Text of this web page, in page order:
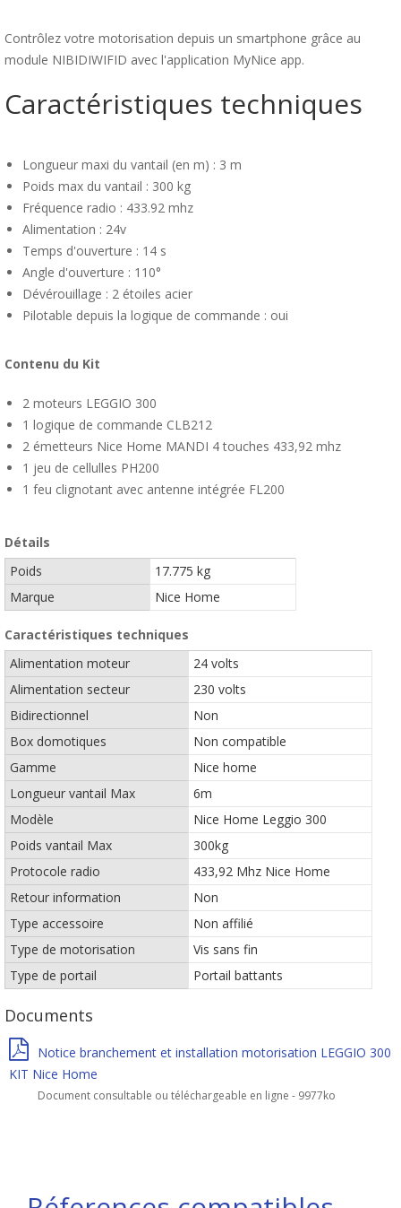
Contrôlez votre motorisation depuis un smartphone grâce au
module NIBIDIWIFID avec l'application MyNice app.
Caractéristiques techniques
Longueur maxi du vantail (en m) : 3 m
Poids max du vantail : 300 kg
Fréquence radio : 433.92 mhz
Alimentation : 24v
Temps d'ouverture : 14 s
Angle d'ouverture : 110°
Dévérouillage : 2 étoiles acier
Pilotable depuis la logique de commande : oui
Contenu du Kit
2 moteurs LEGGIO 300
1 logique de commande CLB212
2 émetteurs Nice Home MANDI 4 touches 433,92 mhz
1 jeu de cellulles PH200
1 feu clignotant avec antenne intégrée FL200
Détails
Poids
17.775 kg
Marque
Nice Home
Caractéristiques techniques
Alimentation moteur
24 volts
Alimentation secteur
230 volts
Bidirectionnel
Non
Box domotiques
Non compatible
Gamme
Nice home
Longueur vantail Max
6m
Modèle
Nice Home Leggio 300
Poids vantail Max
300kg
Protocole radio
433,92 Mhz Nice Home
Retour information
Non
Type accessoire
Non affilié
Type de motorisation
Vis sans fin
Type de portail
Portail battants
Documents
Notice branchement et installation motorisation LEGGIO 300
KIT Nice Home
Document consultable ou téléchargeable en ligne - 9977ko